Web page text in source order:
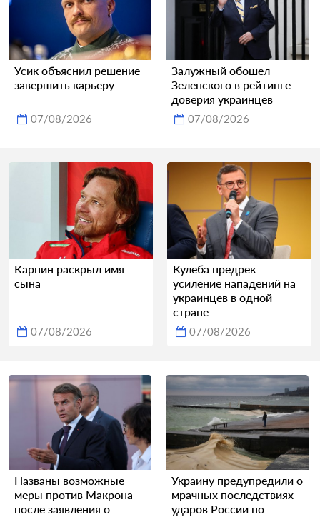
Усик объяснил решение
завершить карьеру
07/08/2026
Залужный обошел
Зеленского в рейтинге
доверия украинцев
07/08/2026
Карпин раскрыл имя
сына
07/08/2026
Кулеба предрек
усиление нападений на
украинцев в одной
стране
07/08/2026
Названы возможные
меры против Макрона
после заявления о
Украину предупредили о
мрачных последствиях
ударов России по